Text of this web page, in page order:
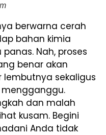
berwarna cerah
bahan kimia
Nah, proses
benar akan
sekaligus
dan malah
kusam. Begini
Anda tidak